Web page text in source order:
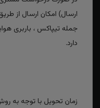
ارسال) امکان ارسال از
جمله تیپاکس ، باربری
دارد.
زمان تحویل با توجه به